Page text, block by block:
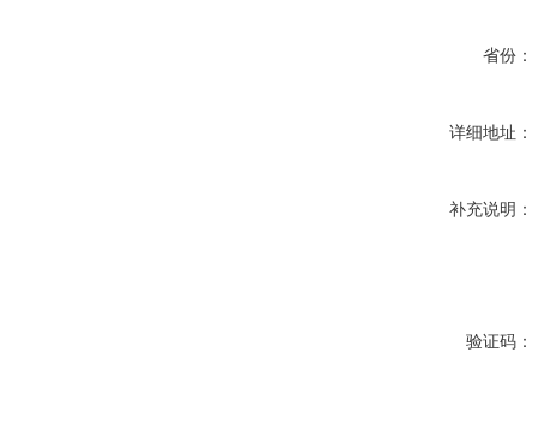
省份：
详细地址：
补充说明：
验证码：